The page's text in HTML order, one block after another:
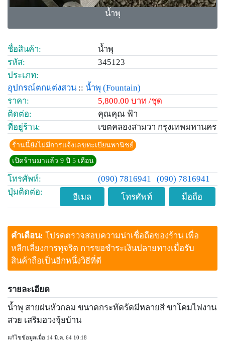
น้ำพุ
ชื่อสินค้า:
น้ำพุ
รหัส:
345123
ประเภท:
อุปกรณ์ตกแต่งสวน :: น้ำพุ (Fountain)
ราคา:
5,800.00 บาท /ชุด
ติดต่อ:
คุณคุณ ฟ้า
ที่อยู่ร้าน:
เขตคลองสามวา กรุงเทพมหานคร
ร้านนี้ยังไม่มีการแจ้งเลขทะเบียนพานิชย์
เปิดร้านมาแล้ว 9 ปี 5 เดือน
โทรศัพท์: (090) 7816941
(090) 7816941
ปุ่มติดต่อ:
อีเมล โทรศัพท์ มือถือ
คำเตือน: โปรดตรวจสอบความน่าเชื่อถือของร้าน เพื่อ
หลีกเลี่ยงการทุจริต การขอชำระเงินปลายทางเมื่อรับ
สินค้าถือเป็นอีกหนึ่งวิธีที่ดี
รายละเอียด
น้ำพุ สายฝนหัวกลม ขนาดกระทัดรัดมีหลายสี ขาโคมไฟงาน
สวย เสริมฮวงจุ้ยบ้าน
แก้ไขข้อมูลเมื่อ 14 มี.ค. 64 10:18